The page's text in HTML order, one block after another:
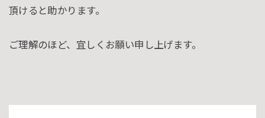
頂けると助かります。
ご理解のほど、宜しくお願い申し上げます。